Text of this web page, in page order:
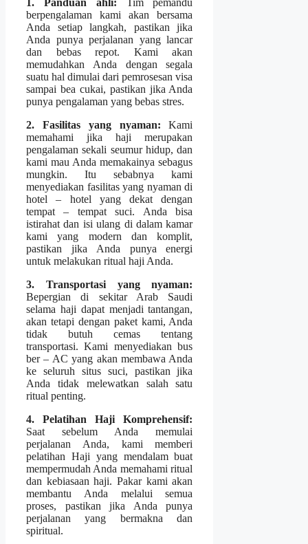
berpengalaman kami akan bersama
Anda setiap langkah, pastikan jika
Anda punya perjalanan yang lancar
dan bebas repot. Kami akan
memudahkan Anda dengan segala
suatu hal dimulai dari pemrosesan visa
sampai bea cukai, pastikan jika Anda
punya pengalaman yang bebas stres.
2. Fasilitas yang nyaman: Kami
memahami jika haji merupakan
pengalaman sekali seumur hidup, dan
kami mau Anda memakainya sebagus
mungkin. Itu sebabnya kami
menyediakan fasilitas yang nyaman di
hotel – hotel yang dekat dengan
tempat – tempat suci. Anda bisa
istirahat dan isi ulang di dalam kamar
kami yang modern dan komplit,
pastikan jika Anda punya energi
untuk melakukan ritual haji Anda.
3. Transportasi yang nyaman:
Bepergian di sekitar Arab Saudi
selama haji dapat menjadi tantangan,
akan tetapi dengan paket kami, Anda
tidak butuh cemas tentang
transportasi. Kami menyediakan bus
ber – AC yang akan membawa Anda
ke seluruh situs suci, pastikan jika
Anda tidak melewatkan salah satu
ritual penting.
4. Pelatihan Haji Komprehensif:
Saat sebelum Anda memulai
perjalanan Anda, kami memberi
pelatihan Haji yang mendalam buat
mempermudah Anda memahami ritual
dan kebiasaan haji. Pakar kami akan
membantu Anda melalui semua
proses, pastikan jika Anda punya
perjalanan yang bermakna dan
spiritual.